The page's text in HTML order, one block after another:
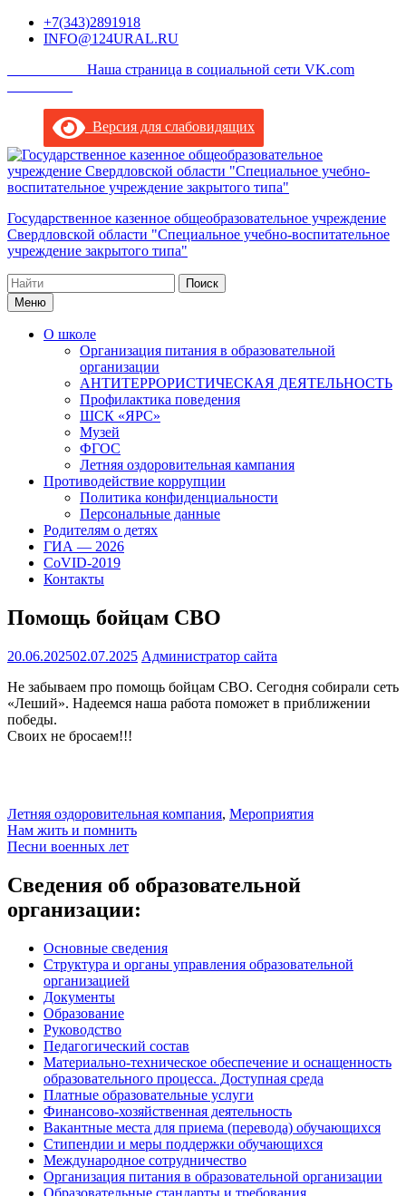
Перейти+7(343)2891918
INFO@124URAL.RU
___________Наша страница в социальной сети VK.com
Версия для слабовидящих
Государственное казенное общеобразовательное учреждение
Свердловской области "Специальное учебно-воспитательное
учреждение закрытого типа"
Поиск
по:Меню
О школе
Организация питания в образовательной
организации
АНТИТЕРРОРИСТИЧЕСКАЯ ДЕЯТЕЛЬНОСТЬ
Профилактика поведения
ШСК «ЯРС»
Музей
ФГОС
Летняя оздоровительная кампания
Противодействие коррупции
Политика конфиденциальности
Персональные данные
Родителям о детях
ГИА — 2026
CoVID-2019
Контакты
Помощь бойцам СВО
20.06.202502.07.2025 Администратор сайта
Не забываем про помощь бойцам СВО. Сегодня собирали сеть
«Леший». Надеемся наша работа поможет в приближении
победы.
Своих не бросаем!!!
Летняя оздоровительная компания, Мероприятия
Навигация
по
записям
Нам жить и помнить
Песни военных лет
Сведения об образовательной
организации:
Основные сведения
Структура и органы управления образовательной
организацией
Документы
Образование
Руководство
Педагогический состав
Материально-техническое обеспечение и оснащенность
образовательного процесса. Доступная среда
Платные образовательные услуги
Финансово-хозяйственная деятельность
Вакантные места для приема (перевода) обучающихся
Стипендии и меры поддержки обучающихся
Международное сотрудничество
Организация питания в образовательной организации
Образовательные стандарты и требования